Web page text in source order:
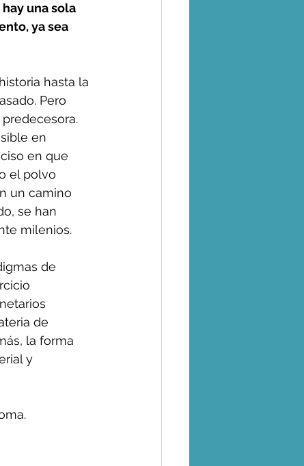
una sola
ya sea
hasta la
Pero
en
en que
el polvo
un camino
se han
milenios.
de
de
la forma
y